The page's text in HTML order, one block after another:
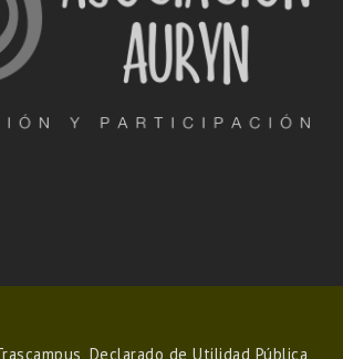
Declarado de Utilidad Pública